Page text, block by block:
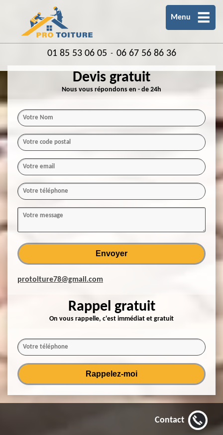
Menu
01 85 53 06 05 - 06 67 56 86 36
Devis gratuit
Nous vous répondons en - de 24h
protoiture78@gmail.com
Rappel gratuit
On vous rappelle, c'est immédiat et gratuit
Contact